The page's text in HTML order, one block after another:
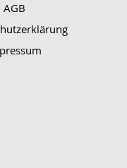
AGB